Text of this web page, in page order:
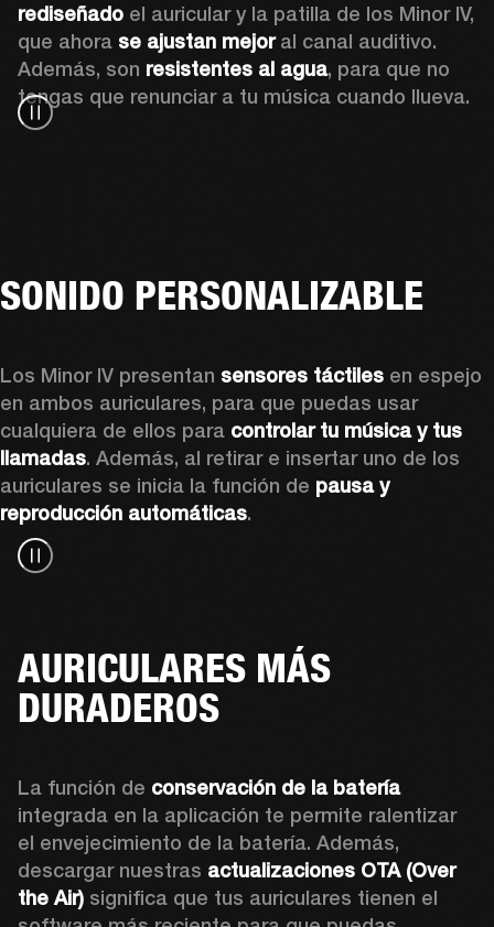
rediseñado el auricular y la patilla de los Minor IV,
que ahora se ajustan mejor al canal auditivo.
Además, son resistentes al agua, para que no
tengas que renunciar a tu música cuando llueva.
SONIDO PERSONALIZABLE
Los Minor IV presentan sensores táctiles en espejo
en ambos auriculares, para que puedas usar
cualquiera de ellos para controlar tu música y tus
llamadas. Además, al retirar e insertar uno de los
auriculares se inicia la función de pausa y
reproducción automáticas.
AURICULARES MÁS
DURADEROS
La función de conservación de la batería
integrada en la aplicación te permite ralentizar
el envejecimiento de la batería. Además,
descargar nuestras actualizaciones OTA (Over
the Air) significa que tus auriculares tienen el